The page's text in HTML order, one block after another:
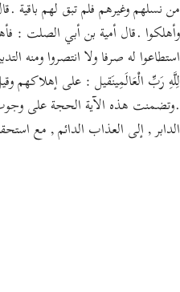
من نسلهم وغيرهم فلم تبق لهم باقية
وأهلكوا .قال أمية بن أبي الصلت :
استطاعوا له صرفا ولا انتصروا ومنه
لِلَّهِ رَبِّ الْعَالَمِينَقيل : على إهلاكهم
.وتضمنت هذه الآية الحجة على
الدابر , إلى العذاب الدائم , مع